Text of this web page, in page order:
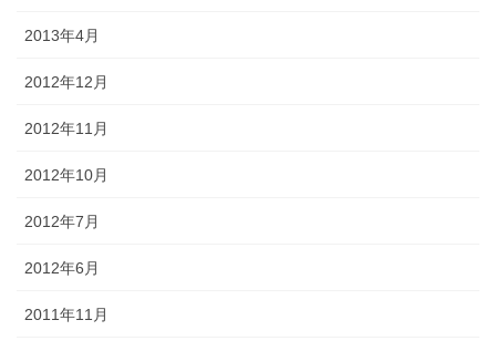
2013年4月
2012年12月
2012年11月
2012年10月
2012年7月
2012年6月
2011年11月